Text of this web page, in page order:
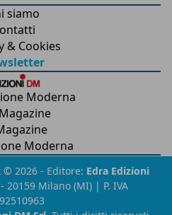
siamo
& Cookies
Moderna
Moderna
2026 - Editore: Edra Edizioni
20159 Milano (MI) | P. IVA